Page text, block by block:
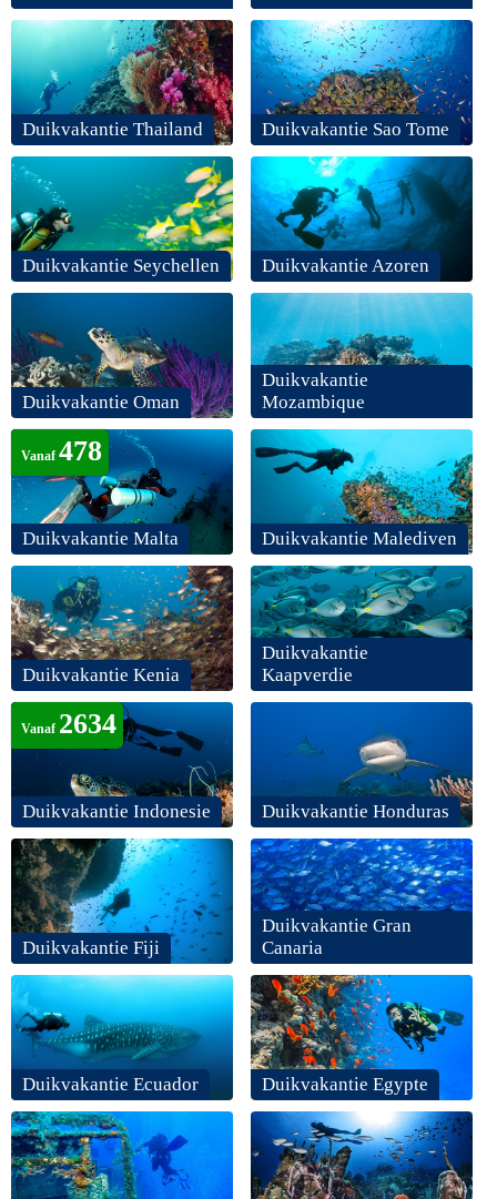
Duikvakantie Thailand Duikvakantie Sao Tome
Duikvakantie Seychellen Duikvakantie Azoren
Duikvakantie Oman
Duikvakantie
Mozambique
Vanaf478
Duikvakantie Malta Duikvakantie Malediven
Duikvakantie Kenia
Duikvakantie
Kaapverdie
Vanaf 2634
Duikvakantie Indonesie Duikvakantie Honduras
Duikvakantie Fiji
Duikvakantie Gran
Canaria
Duikvakantie Ecuador Duikvakantie Egypte